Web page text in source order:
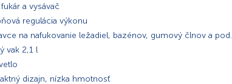
a vysávač
regulácia výkonu
na nafukovanie ležadiel, bazénov, gumový člnov a pod.
vak 2,1 l
dizajn, nízka hmotnosť